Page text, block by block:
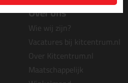
Over ons
Wie wij zijn?
Vacatures bij kitcentrum.nl
Over Kitcentrum.nl
Maatschappelijk